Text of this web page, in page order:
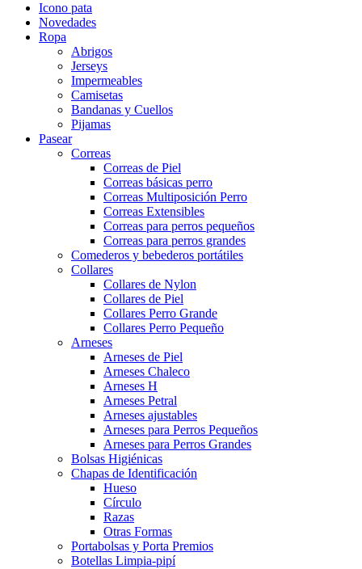
Icono pata
Novedades
Ropa
Abrigos
Jerseys
Impermeables
Camisetas
Bandanas y Cuellos
Pijamas
Pasear
Correas
Correas de Piel
Correas básicas perro
Correas Multiposición Perro
Correas Extensibles
Correas para perros pequeños
Correas para perros grandes
Comederos y bebederos portátiles
Collares
Collares de Nylon
Collares de Piel
Collares Perro Grande
Collares Perro Pequeño
Arneses
Arneses de Piel
Arneses Chaleco
Arneses H
Arneses Petral
Arneses ajustables
Arneses para Perros Pequeños
Arneses para Perros Grandes
Bolsas Higiénicas
Chapas de Identificación
Hueso
Círculo
Razas
Otras Formas
Portabolsas y Porta Premios
Botellas Limpia-pipí